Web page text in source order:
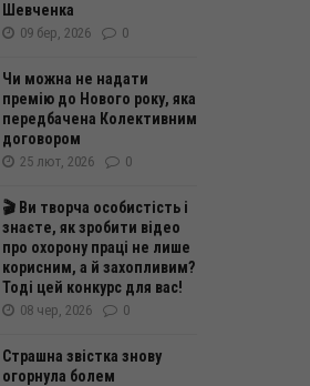
Шевченка
09 бер, 2026 0
Чи можна не надати
премію до Нового року, яка
передбачена Колективним
договором
25 лют, 2026 0
🎬 Ви творча особистість і
знаєте, як зробити відео
про охорону праці не лише
корисним, а й захопливим?
Тоді цей конкурс для вас!
08 чер, 2026 0
Страшна звістка знову
огорнула болем